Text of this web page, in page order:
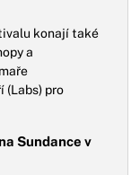
konají také
a
(Labs) pro
Sundance v